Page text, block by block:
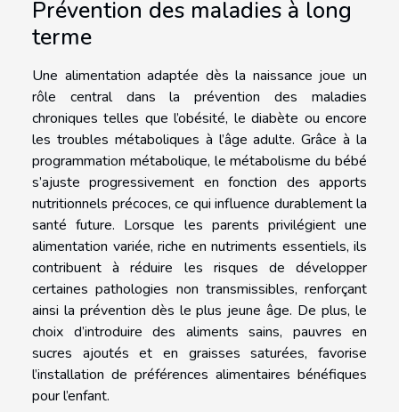
Prévention des maladies à long
terme
Une alimentation adaptée dès la naissance joue un
rôle central dans la prévention des maladies
chroniques telles que l’obésité, le diabète ou encore
les troubles métaboliques à l’âge adulte. Grâce à la
programmation métabolique, le métabolisme du bébé
s’ajuste progressivement en fonction des apports
nutritionnels précoces, ce qui influence durablement la
santé future. Lorsque les parents privilégient une
alimentation variée, riche en nutriments essentiels, ils
contribuent à réduire les risques de développer
certaines pathologies non transmissibles, renforçant
ainsi la prévention dès le plus jeune âge. De plus, le
choix d’introduire des aliments sains, pauvres en
sucres ajoutés et en graisses saturées, favorise
l’installation de préférences alimentaires bénéfiques
pour l’enfant.